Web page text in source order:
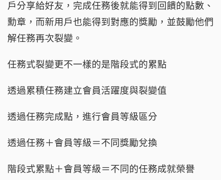
戶分享給好友，完成任務後就能得到回饋的點數、
勳章，而新用戶也能得到對應的獎勵，並鼓勵他們
解任務再次裂變。
任務式裂變更不一樣的是階段式的累點
透過累積任務建立會員活躍度與裂變值
透過任務完成點，進行會員等級區分
透過任務＋會員等級＝不同獎勵兌換
階段式累點＋會員等級＝不同的任務成就榮譽